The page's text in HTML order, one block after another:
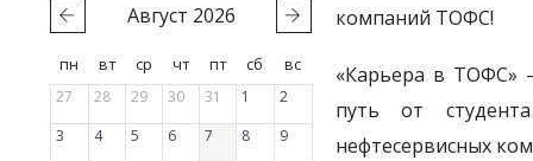
Август 2026
пн вт ср чт пт сб
вс
27
28 29 30 31 1
2
3
4 5 6 7 8
9
компаний ТОФС!
«Карьера в ТОФС»
путь от
нефтесервисных